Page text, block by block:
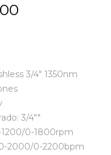
3/4" 1350nm
3/4""
0-1800rpm
2000/0-2200bpm